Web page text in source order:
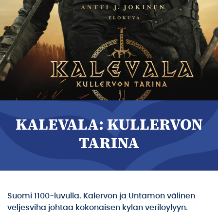
KALEVALA: KULLERVON
TARINA
Suomi 1100-luvulla. Kalervon ja Untamon välinen
veljesviha johtaa kokonaisen kylän verilöylyyn.